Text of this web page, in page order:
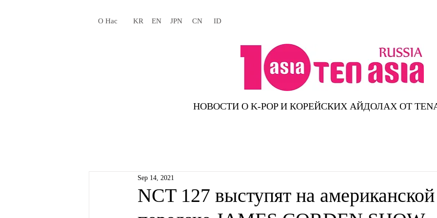
О Нас KR EN JPN CN ID
НОВОСТИ О K-POP И КОРЕЙСКИХ АЙДОЛАХ ОТ
NCT 127 выступят на американской
Sep 14, 2021